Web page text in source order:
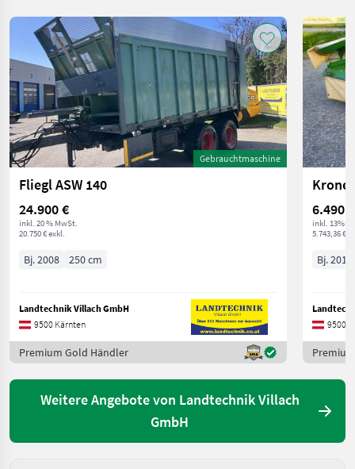
Gebrauchtmaschine
Fliegl ASW 140
24.900 €
inkl. 20 % MwSt.
20.750 € exkl.
Bj. 2008 250 cm
Landtechnik Villach GmbH
9500 Kärnten
Premium Gold Händler
Krone
6.490 €
inkl. 13%
5.743,36 €
Bj. 2012
9500
Weitere Angebote von Landtechnik Villach
GmbH